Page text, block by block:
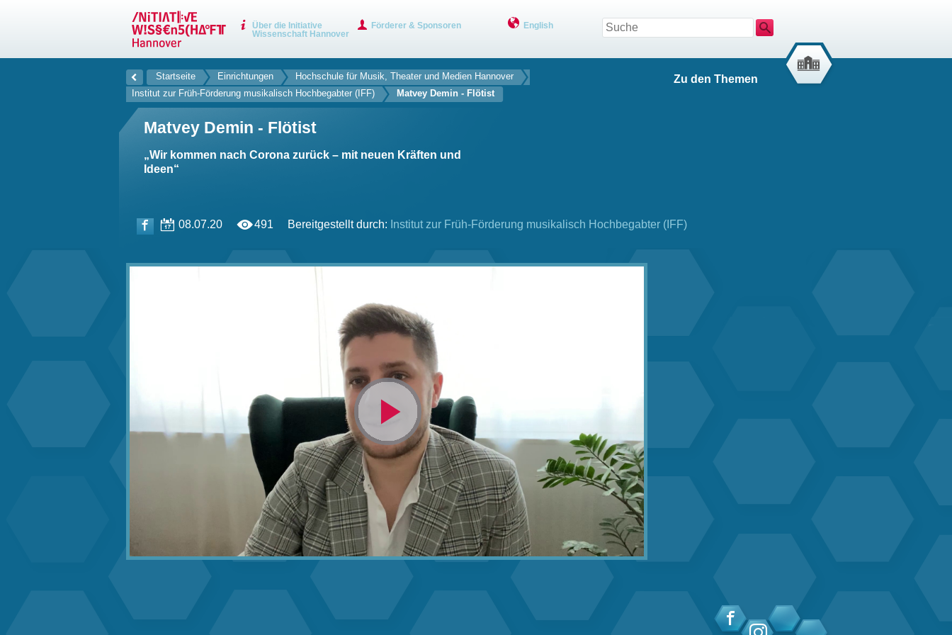
Über die Initiative
Wissenschaft Hannover
Förderer & Sponsoren English
Zu den Themen
Startseite Einrichtungen
Hochschule für ­Musik, Theater und ­Medien Hannover
Institut zur Früh-Förderung musikalisch Hochbegabter (IFF)
Matvey Demin - Flötist
Matvey Demin - Flötist
„Wir kommen nach Corona zurück – mit neuen Kräften und
Ideen“
08.07.20 491 Bereitgestellt durch: Institut zur Früh-Förderung musikalisch Hochbegabter (IFF)
Video
abspielen